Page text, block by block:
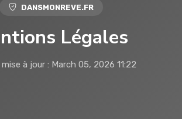
DANSMONREVE.FR
Légales
à jour : March 05, 2026 11:22